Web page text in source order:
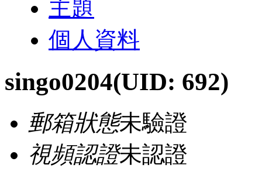
主題
個人資料
singo0204(UID: 692)
郵箱狀態未驗證
視頻認證未認證